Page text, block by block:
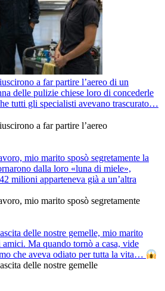
a far partire l’aereo di un
delle pulizie chiese loro di concederle
tutti gli specialisti avevano trascurato…
a far partire l’aereo
mio marito sposò segretamente la
dalla loro «luna di miele»,
milioni apparteneva già a un’altra
mio marito sposò segretamente
delle nostre gemelle, mio marito
Ma quando tornò a casa, vide
che aveva odiato per tutta la vita…
delle nostre gemelle